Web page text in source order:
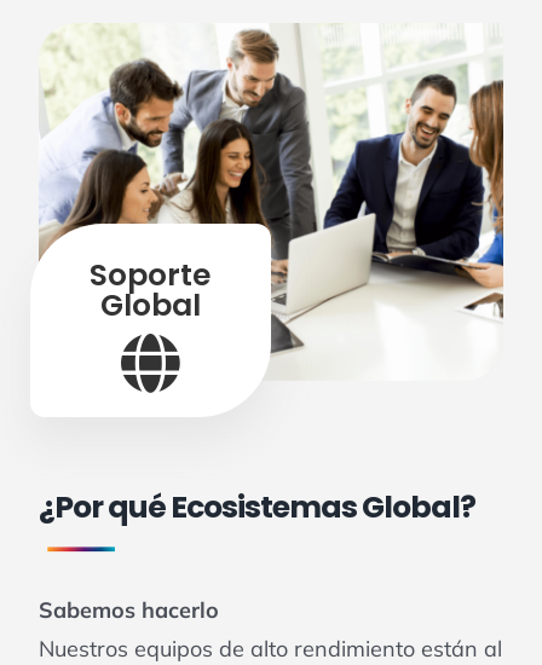
Soporte
Global
¿Por qué Ecosistemas Global?
Sabemos hacerlo
Nuestros equipos de alto rendimiento están al